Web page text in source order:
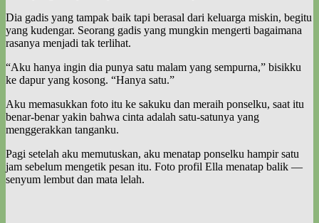
Dia gadis yang tampak baik tapi berasal dari keluarga miskin, begitu
yang kudengar. Seorang gadis yang mungkin mengerti bagaimana
rasanya menjadi tak terlihat.
“Aku hanya ingin dia punya satu malam yang sempurna,” bisikku
ke dapur yang kosong. “Hanya satu.”
Aku memasukkan foto itu ke sakuku dan meraih ponselku, saat itu
benar-benar yakin bahwa cinta adalah satu-satunya yang
menggerakkan tanganku.
Pagi setelah aku memutuskan, aku menatap ponselku hampir satu
jam sebelum mengetik pesan itu. Foto profil Ella menatap balik —
senyum lembut dan mata lelah.